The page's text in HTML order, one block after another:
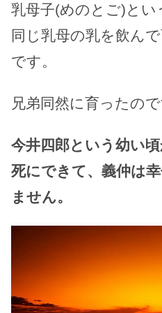
乳母子(めのとご)とい
同じ乳母の乳を飲ん
です。
兄弟同然に育ったので
今井四郎という幼い
死にできて、義仲は
ません。